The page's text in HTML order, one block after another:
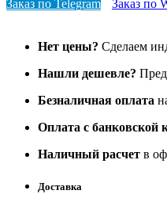
Заказ по Telegram
Заказ по
Нет цены? Сделаем
Нашли дешевле?
Безналичная оплата
Оплата с банковской
Наличный расчет в
Доставка